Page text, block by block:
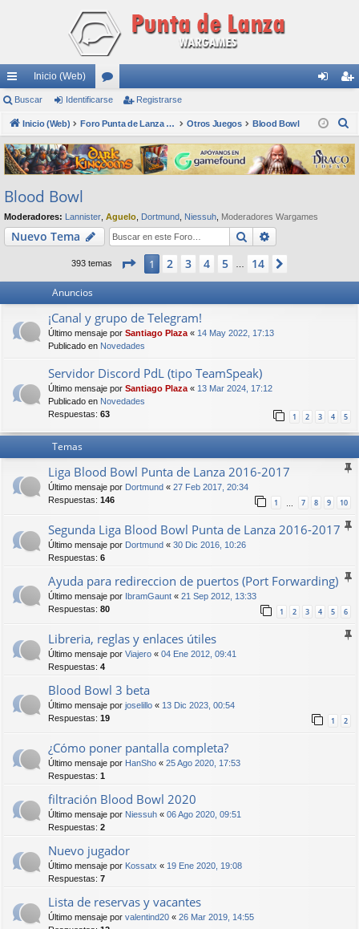
nl
ac
es
rá
pi
do
s
Inicio (Web)
or
os nti
fic
ar
ist
ra
rs
Buscar Identificarse Registrarse
Inicio (Web) Foro Punta de Lanza Wargames Otros Juegos Blood Bowl
s
c
Blood Bowl
Moderadores: Lannister Aguelo Dortmund Niessuh Moderadores Wargames
Nuevo Tema Buscar
393 temas Página de 14
1 2 3 4 5 14
Anuncios
¡Canal y grupo de Telegram!
Último mensaje por Santiago Plaza « 14 May 2022, 17:13
Publicado en Novedades
Servidor Discord PdL (tipo TeamSpeak)
Último mensaje por Santiago Plaza « 13 Mar 2024, 17:12
Publicado en Novedades
Respuestas: 63 1 2 3 4 5
Temas
Liga Blood Bowl Punta de Lanza 2016-2017
Último mensaje por Dortmund « 27 Feb 2017, 20:34
Respuestas: 146 1 7 8 9 10
Segunda Liga Blood Bowl Punta de Lanza 2016-2017
Último mensaje por Dortmund « 30 Dic 2016, 10:26
Respuestas: 6
Ayuda para redireccion de puertos (Port Forwarding)
Último mensaje por IbramGaunt « 21 Sep 2012, 13:33
Respuestas: 80 1 2 3 4 5 6
Libreria, reglas y enlaces útiles
Último mensaje por Viajero « 04 Ene 2012, 09:41
Respuestas: 4
Blood Bowl 3 beta
Último mensaje por joselillo « 13 Dic 2023, 00:54
Respuestas: 19 1 2
¿Cómo poner pantalla completa?
Último mensaje por HanSho « 25 Ago 2020, 17:53
Respuestas: 1
filtración Blood Bowl 2020
Último mensaje por Niessuh « 06 Ago 2020, 09:51
Respuestas: 2
Nuevo jugador
Último mensaje por Kossatx « 19 Ene 2020, 19:08
Respuestas: 7
Lista de reservas y vacantes
Último mensaje por valentind20 « 26 Mar 2019, 14:55